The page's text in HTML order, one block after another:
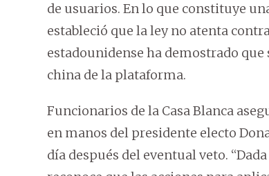
de usuarios. En lo que constituye
estableció que la ley no atenta
estadounidense ha demostrado
china de la plataforma.
Funcionarios de la Casa Blanca
en manos del presidente electo
día después del eventual veto.